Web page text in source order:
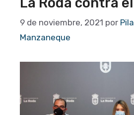
9 de noviembre, 2021 por
Manzaneque